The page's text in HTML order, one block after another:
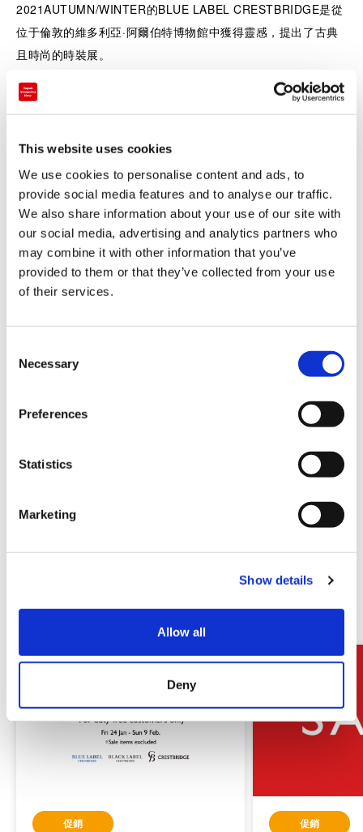
This website uses cookies
We use cookies to personalise content and ads, to
provide social media features and to analyse our traffic.
We also share information about your use of our site with
our social media, advertising and analytics partners who
may combine it with other information that you’ve
provided to them or that they’ve collected from your use
of their services.
Necessary
Preferences
Statistics
Marketing
Show details
Allow all
Deny
2021AUTUMN/WINTER的BLUE LABEL CRESTBRIDGE是從
位于倫敦的維多利亞·阿爾伯特博物館中獲得靈感，提出了古典
且時尚的時裝展。
我們准備了BLUE LABEL的標識系列，修身且優雅飄逸的針織
在上述期間，在全國的會員對象店鋪(官方在線商店以及奧特萊
斯各店除外)中，根據您的購買金額會贈送可以使用的會員積
分。
請您一定借此機會享受購物的樂趣。
含稅爲33,000日元或以上時爲1,500積分(1,500日元)
※根據商品的總含稅金額(減去持有積分後)進行賦予。
※結賬時需要用顧客的智能手機登錄及申請。
※包括官方在線商店在內的所有網店以及奧特萊斯各店除外。
相關促銷・活動
促銷 促銷